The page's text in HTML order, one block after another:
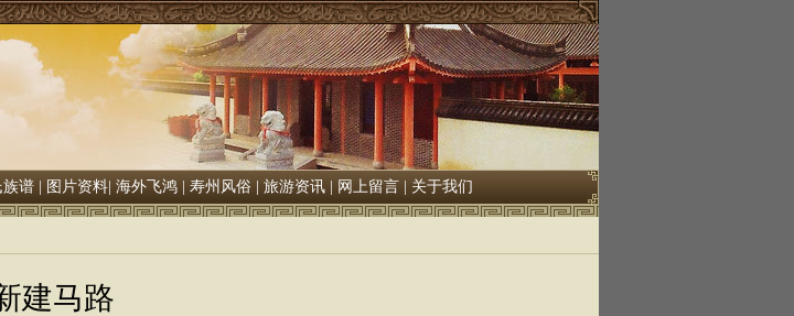
族谱| 图片资料| 海外飞鸿| 寿州风俗| 旅游资讯| 网上留言| 关于我们
建马路